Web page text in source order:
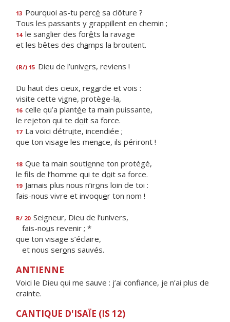
13 Pourquoi as-tu percé sa clôture ?
Tous les passants y grappillent en chemin ;
14 le sanglier des forêts la ravage
et les bêtes des champs la broutent.
(R/) 15 Dieu de l’univers, reviens !
Du haut des cieux, regarde et vois :
visite cette vigne, protège-la,
16 celle qu’a plantée ta main puissante,
le rejeton qui te doit sa force.
17 La voici détruite, incendiée ;
que ton visage les menace, ils périront !
18 Que ta main soutienne ton protégé,
le fils de l’homme qui te doit sa force.
19 Jamais plus nous n’irons loin de toi :
fais-nous vivre et invoquer ton nom !
R/ 20 Seigneur, Dieu de l’univers,
fais-nous revenir ; *
que ton visage s’éclaire,
et nous serons sauvés.
ANTIENNE
Voici le Dieu qui me sauve : j’ai confiance, je n’ai plus de
crainte.
CANTIQUE D'ISAÏE (IS 12)